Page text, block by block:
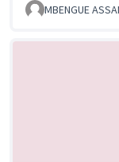
MBENGUE